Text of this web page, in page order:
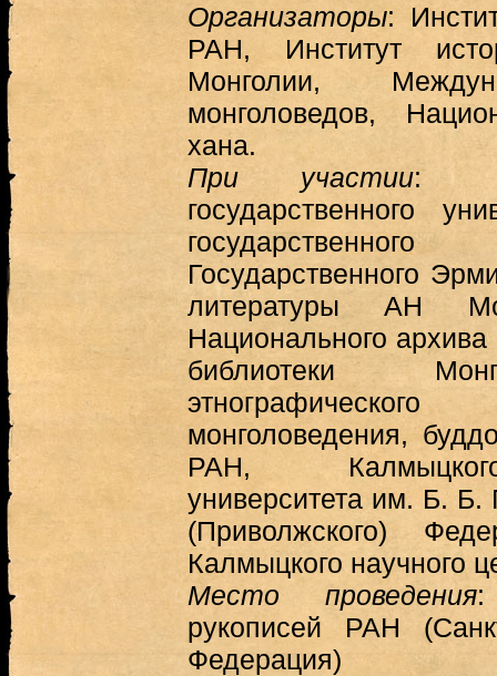
Организаторы:
РАН, Институт
Монголии,
монголоведов,
хана.
При участии:
государственного
Государственного
литературы АН
Национального
библиотеки
монголоведения,
РАН, Калмыцкого
университета им. Б. Б.
(Приволжского)
Калмыцкого научного
Место проведения:
рукописей РАН
Федерация)